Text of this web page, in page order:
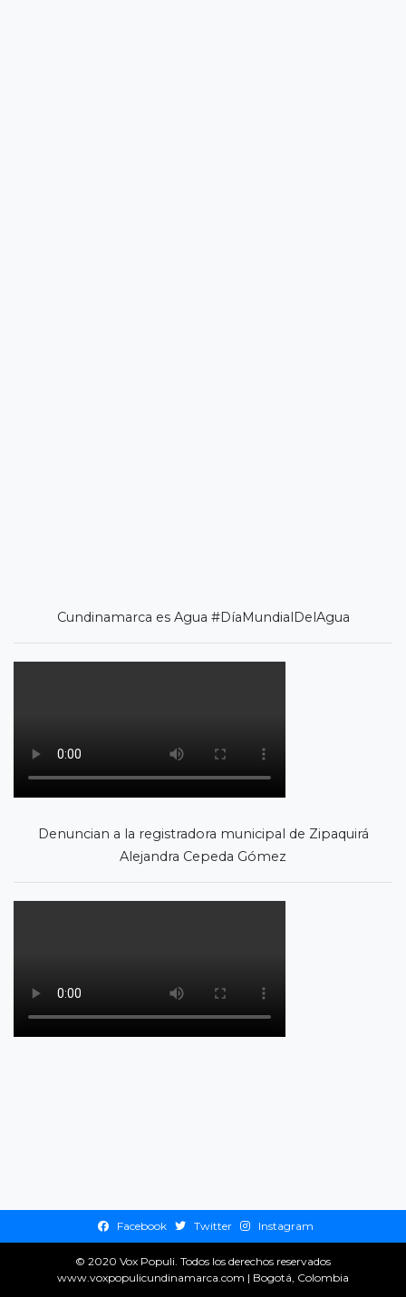
Cundinamarca es Agua #DíaMundialDelAgua
Denuncian a la registradora municipal de Zipaquirá
Alejandra Cepeda Gómez
Facebook Twitter Instagram
© 2020 Vox Populi . Todos los derechos reservados
www.voxpopulicundinamarca.com | Bogotá, Colombia